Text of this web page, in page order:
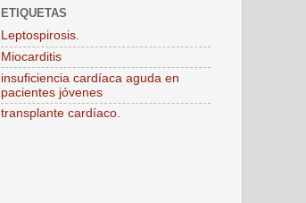
ETIQUETAS
Leptospirosis.
Miocarditis
insuficiencia cardíaca aguda en
pacientes jóvenes
transplante cardíaco.